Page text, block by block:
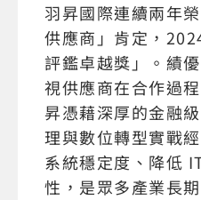
羽昇國際連續兩年
供應商」肯定，
評鑑卓越獎」。績
視供應商在合作過
昇憑藉深厚的金融
理與數位轉型實戰
系統穩定度、降低
性，是眾多產業長